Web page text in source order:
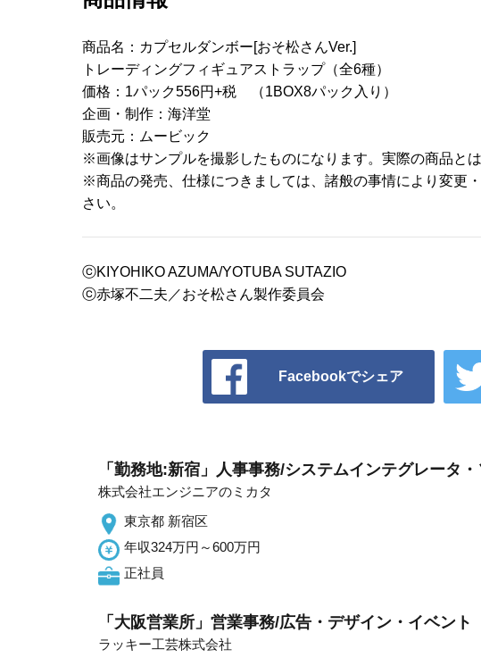
商品名：カプセルダンボー[おそ松さんVer.]
トレーディングフィギュアストラップ（全6種）
価格：1パック556円+税 （1BOX8パック入り）
企画・制作：海洋堂
販売元：ムービック
※画像はサンプルを撮影したものになります。実際の商品とは
※商品の発売、仕様につきましては、諸般の事情により変更
さい。
ⓒKIYOHIKO AZUMA/YOTUBA SUTAZIO
ⓒ赤塚不二夫／おそ松さん製作委員会
Facebookでシェア
「勤務地:新宿」人事事務/システムインテグレータ
株式会社エンジニアのミカタ
東京都 新宿区
年収324万円～600万円
正社員
「大阪営業所」営業事務/広告・デザイン・イベント
ラッキー工芸株式会社